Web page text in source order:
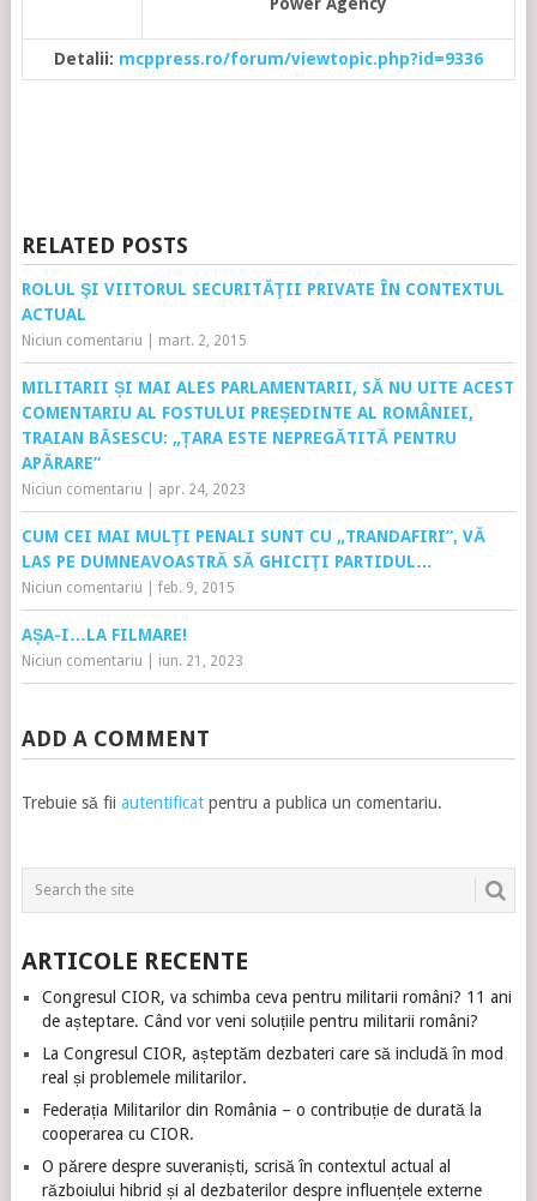
Detalii: mcppress.ro/forum/viewtopic.php?id=9336
RELATED POSTS
ROLUL ŞI VIITORUL SECURITĂŢII PRIVATE ÎN CONTEXTUL
ACTUAL
Niciun comentariu mart. 2, 2015
MILITARII ȘI MAI ALES PARLAMENTARII, SĂ NU UITE ACEST
COMENTARIU AL FOSTULUI PREȘEDINTE AL ROMÂNIEI,
TRAIAN BĂSESCU: „ȚARA ESTE NEPREGĂTITĂ PENTRU
APĂRARE”
Niciun comentariu apr. 24, 2023
CUM CEI MAI MULŢI PENALI SUNT CU „TRANDAFIRI”, VĂ
LAS PE DUMNEAVOASTRĂ SĂ GHICIŢI PARTIDUL…
Niciun comentariu feb. 9, 2015
AȘA-I…LA FILMARE!
Niciun comentariu iun. 21, 2023
ADD A COMMENT
Trebuie să fii autentificatpentru a publica un comentariu.
ARTICOLE RECENTE
Congresul CIOR, va schimba ceva pentru militarii români? 11 ani
de așteptare. Când vor veni soluțiile pentru militarii români?
La Congresul CIOR, așteptăm dezbateri care să includă în mod
real și problemele militarilor.
Federația Militarilor din România – o contribuție de durată la
cooperarea cu CIOR.
O părere despre suveraniști, scrisă în contextul actual al
războiului hibrid și al dezbaterilor despre influențele externe